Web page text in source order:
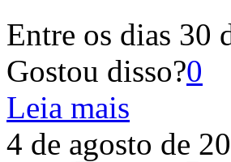
Entre os dias 30
Gostou disso?0
Leia mais
4 de agosto de